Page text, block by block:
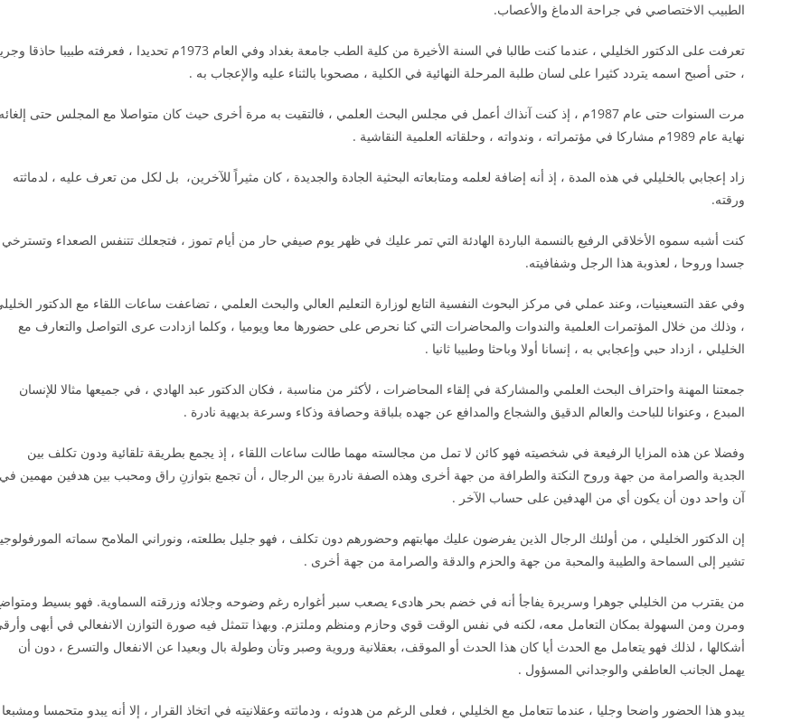
الطبيب الاختصاصي في جراحة الدماغ والأعصاب.
تعرفت على الدكتور الخليلي ، عندما كنت طالبا في السنة الأخيرة من كلية الطب جامعة بغداد وفي العام 1973م تحديدا ، فعرفته طبيبا
، حتى أصبح اسمه يتردد كثيرا على لسان طلبة المرحلة النهائية في الكلية ، مصحوبا بالثناء عليه والإعجاب به .
مرت السنوات حتى عام 1987م ، إذ كنت آنذاك أعمل في مجلس البحث العلمي ، فالتقيت به مرة أخرى حيث كان متواصلا مع المجلس حتى
نهاية عام 1989م مشاركا في مؤتمراته ، وندواته ، وحلقاته العلمية النقاشية .
زاد إعجابي بالخليلي في هذه المدة ، إذ أنه إضافة لعلمه ومتابعاته البحثية الجادة والجديدة ، كان مثيراً للآخرين، بل لكل من تعرف عليه ، لدماثته
ورقته.
كنت أشبه سموه الأخلاقي الرفيع بالنسمة الباردة الهادئة التي تمر عليك في ظهر يوم صيفي حار من أيام تموز ، فتجعلك تتنفس الصعداء وتسترخي
جسدا وروحا ، لعذوبة هذا الرجل وشفافيته.
وفي عقد التسعينيات، وعند عملي في مركز البحوث النفسية التابع لوزارة التعليم العالي والبحث العلمي ، تضاعفت ساعات اللقاء مع الدكتور
، وذلك من خلال المؤتمرات العلمية والندوات والمحاضرات التي كنا نحرص على حضورها معا ويوميا ، وكلما ازدادت عرى التواصل والتعارف مع
الخليلي ، ازداد حبي وإعجابي به ، إنسانا أولا وباحثا وطبيبا ثانيا .
جمعتنا المهنة واحتراف البحث العلمي والمشاركة في إلقاء المحاضرات ، لأكثر من مناسبة ، فكان الدكتور عبد الهادي ، في جميعها مثالا للإنسان
المبدع ، وعنوانا للباحث والعالم الدقيق والشجاع والمدافع عن جهده بلباقة وحصافة وذكاء وسرعة بديهية نادرة .
وفضلا عن هذه المزايا الرفيعة في شخصيته فهو كائن لا تمل من مجالسته مهما طالت ساعات اللقاء ، إذ يجمع بطريقة تلقائية ودون تكلف بين
الجدية والصرامة من جهة وروح النكتة والطرافة من جهة أخرى وهذه الصفة نادرة بين الرجال ، أن تجمع بتوازنِ راق ومحبب بين هدفين مهمين في
آن واحد دون أن يكون أي من الهدفين على حساب الآخر .
إن الدكتور الخليلي ، من أولئك الرجال الذين يفرضون عليك مهابتهم وحضورهم دون تكلف ، فهو جليل بطلعته، ونوراني الملامح سماته
تشير إلى السماحة والطيبة والمحبة من جهة والحزم والدقة والصرامة من جهة أخرى .
من يقترب من الخليلي جوهرا وسريرة يفاجأ أنه في خضم بحر هادىء يصعب سبر أغواره رغم وضوحه وجلائه وزرقته السماوية. فهو بسيط
ومرن ومن السهولة بمكان التعامل معه، لكنه في نفس الوقت قوي وحازم ومنظم وملتزم. وبهذا تتمثل فيه صورة التوازن الانفعالي في أبهى
أشكالها ، لذلك فهو يتعامل مع الحدث أيا كان هذا الحدث أو الموقف، بعقلانية وروية وصبر وتأن وطولة بال وبعيدا عن الانفعال والتسرع ، دون أن
يهمل الجانب العاطفي والوجداني المسؤول .
يبدو هذا الحضور واضحا وجليا ، عندما تتعامل مع الخليلي ، فعلى الرغم من هدوئه ، ودماثته وعقلانيته في اتخاذ القرار ، إلا أنه يبدو متحمسا ومشبعا